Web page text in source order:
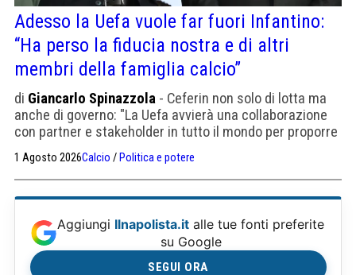
Adesso la Uefa vuole far fuori Infantino:
“Ha perso la fiducia nostra e di altri
membri della famiglia calcio”
di Giancarlo Spinazzola - Ceferin non solo di lotta ma
anche di governo: "La Uefa avvierà una collaborazione
con partner e stakeholder in tutto il mondo per proporre
1 Agosto 2026Calcio / Politica e potere
Aggiungi Ilnapolista.it alle tue fonti preferite
su Google
SEGUI ORA